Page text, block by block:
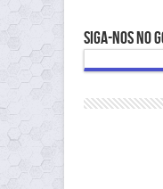
Siga-nos no